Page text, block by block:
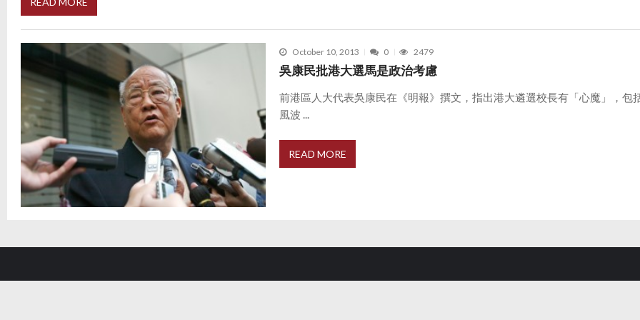
October 10, 2013 0 2479
吳康民批港大選馬是政治考慮
前港區人大代表吳康民在《明報》撰文，指出港大遴選校長有「心魔」，包
風波 ...
READ MORE